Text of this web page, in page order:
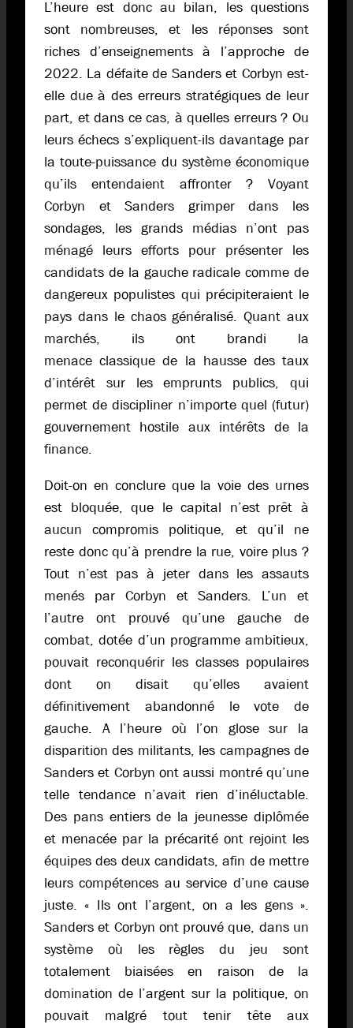
L’heure est donc au bilan, les questions
sont nombreuses, et les réponses sont
riches d’enseignements à l’approche de
2022. La défaite de Sanders et Corbyn est-
elle due à des erreurs stratégiques de leur
part, et dans ce cas, à quelles erreurs ? Ou
leurs échecs s’expliquent-ils davantage par
la toute-puissance du système économique
qu’ils entendaient affronter ? Voyant
Corbyn et Sanders grimper dans les
sondages, les grands médias n’ont pas
ménagé leurs efforts pour présenter les
candidats de la gauche radicale comme de
dangereux populistes qui précipiteraient le
pays dans le chaos généralisé. Quant aux
marchés, ils ont brandi la
menace classique de la hausse des taux
d’intérêt sur les emprunts publics, qui
permet de discipliner n’importe quel (futur)
gouvernement hostile aux intérêts de la
finance.
Doit-on en conclure que la voie des urnes
est bloquée, que le capital n’est prêt à
aucun compromis politique, et qu’il ne
reste donc qu’à prendre la rue, voire plus ?
Tout n’est pas à jeter dans les assauts
menés par Corbyn et Sanders. L’un et
l’autre ont prouvé qu’une gauche de
combat, dotée d’un programme ambitieux,
pouvait reconquérir les classes populaires
dont on disait qu’elles avaient
définitivement abandonné le vote de
gauche. A l’heure où l’on glose sur la
disparition des militants, les campagnes de
Sanders et Corbyn ont aussi montré qu’une
telle tendance n’avait rien d’inéluctable.
Des pans entiers de la jeunesse diplômée
et menacée par la précarité ont rejoint les
équipes des deux candidats, afin de mettre
leurs compétences au service d’une cause
juste. « Ils ont l’argent, on a les gens ».
Sanders et Corbyn ont prouvé que, dans un
système où les règles du jeu sont
totalement biaisées en raison de la
domination de l’argent sur la politique, on
pouvait malgré tout tenir tête aux